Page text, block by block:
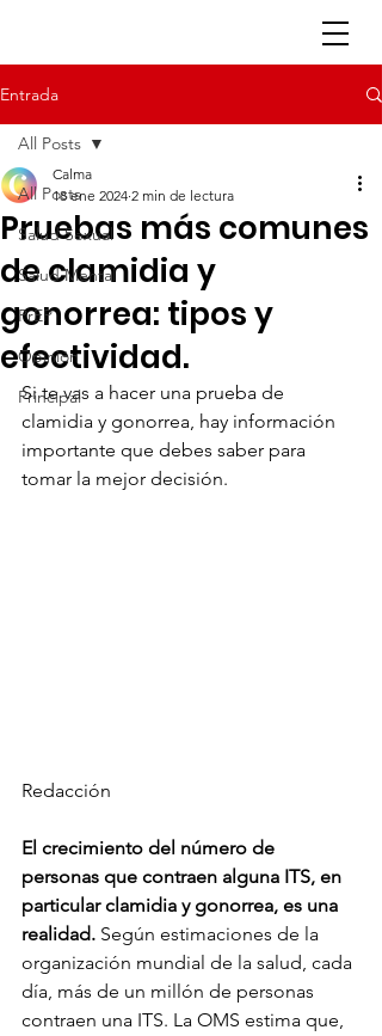
Entrada
All Posts
Salud Sexual
Salud Mental
PrEP
Opinión
Principal
All Posts
Pruebas más comunes
de clamidia y
gonorrea: tipos y
efectividad.
Calma
18 ene 2024 2 min de lectura
Si te vas a hacer una prueba de
clamidia y gonorrea, hay información
importante que debes saber para
tomar la mejor decisión.
Redacción
El crecimiento del número de
personas que contraen alguna ITS, en
particular clamidia y gonorrea, es una
realidad. Según estimaciones de la
organización mundial de la salud, cada
día, más de un millón de personas
contraen una ITS. La OMS estima que,